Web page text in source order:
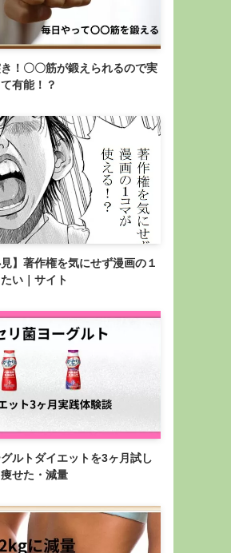
！〇〇筋が鍛えられるので実
有能！？
見】著作権を気にせず漫画の１
い｜サイト
ルトダイエットを3ヶ月試し
せた・減量